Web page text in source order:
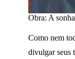
Obra: A
Como nem
divulgar seus